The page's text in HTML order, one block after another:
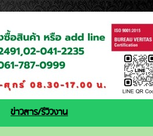
ข่าวสาร/รีวิวงาน